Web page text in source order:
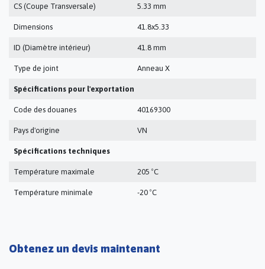
CS (Coupe Transversale) 5.33 mm
Dimensions 41.8x5.33
ID (Diamètre intérieur) 41.8 mm
Type de joint Anneau X
Spécifications pour l'exportation
Code des douanes 40169300
Pays d'origine VN
Spécifications techniques
Température maximale 205 ºC
Température minimale -20 ºC
Obtenez un devis maintenant